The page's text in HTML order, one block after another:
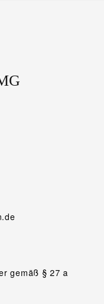
gemäß § 27 a